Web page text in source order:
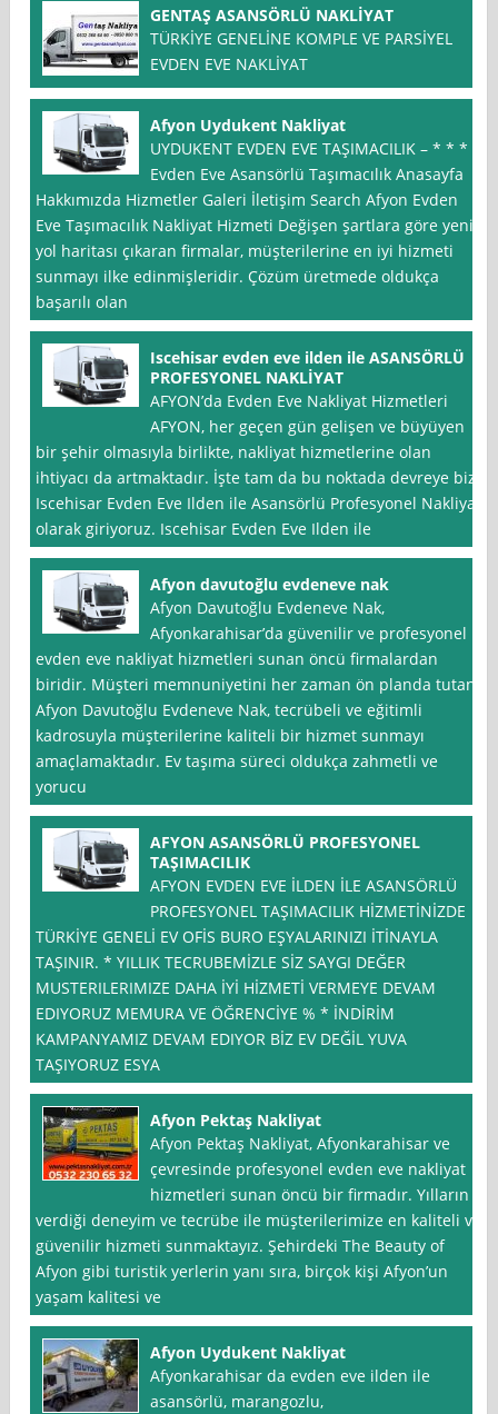
GENTAŞ ASANSÖRLÜ NAKLİYAT
TÜRKİYE GENELİNE KOMPLE VE PARSİYEL
EVDEN EVE NAKLİYAT
Afyon Uydukent Nakliyat
UYDUKENT EVDEN EVE TAŞIMACILIK – * * *
Evden Eve Asansörlü Taşımacılık Anasayfa
Hakkımızda Hizmetler Galeri İletişim Search Afyon Evden
Eve Taşımacılık Nakliyat Hizmeti Değişen şartlara göre yeni
yol haritası çıkaran firmalar, müşterilerine en iyi hizmeti
sunmayı ilke edinmişleridir. Çözüm üretmede oldukça
başarılı olan
Iscehisar evden eve ilden ile ASANSÖRLÜ
PROFESYONEL NAKLİYAT
AFYON’da Evden Eve Nakliyat Hizmetleri
AFYON, her geçen gün gelişen ve büyüyen
bir şehir olmasıyla birlikte, nakliyat hizmetlerine olan
ihtiyacı da artmaktadır. İşte tam da bu noktada devreye biz,
Iscehisar Evden Eve Ilden ile Asansörlü Profesyonel Nakliyat
olarak giriyoruz. Iscehisar Evden Eve Ilden ile
Afyon davutoğlu evdeneve nak
Afyon Davutoğlu Evdeneve Nak,
Afyonkarahisar’da güvenilir ve profesyonel
evden eve nakliyat hizmetleri sunan öncü firmalardan
biridir. Müşteri memnuniyetini her zaman ön planda tutan
Afyon Davutoğlu Evdeneve Nak, tecrübeli ve eğitimli
kadrosuyla müşterilerine kaliteli bir hizmet sunmayı
amaçlamaktadır. Ev taşıma süreci oldukça zahmetli ve
yorucu
AFYON ASANSÖRLÜ PROFESYONEL
TAŞIMACILIK
AFYON EVDEN EVE İLDEN İLE ASANSÖRLÜ
PROFESYONEL TAŞIMACILIK HİZMETİNİZDE
TÜRKİYE GENELİ EV OFİS BURO EŞYALARINIZI İTİNAYLA
TAŞINIR. * YILLIK TECRUBEMİZLE SİZ SAYGI DEĞER
MUSTERILERIMIZE DAHA İYİ HİZMETİ VERMEYE DEVAM
EDIYORUZ MEMURA VE ÖĞRENCİYE % * İNDİRİM
KAMPANYAMIZ DEVAM EDIYOR BİZ EV DEĞİL YUVA
TAŞIYORUZ ESYA
Afyon Pektaş Nakliyat
Afyon Pektaş Nakliyat, Afyonkarahisar ve
çevresinde profesyonel evden eve nakliyat
hizmetleri sunan öncü bir firmadır. Yılların
verdiği deneyim ve tecrübe ile müşterilerimize en kaliteli ve
güvenilir hizmeti sunmaktayız. Şehirdeki The Beauty of
Afyon gibi turistik yerlerin yanı sıra, birçok kişi Afyon’un
yaşam kalitesi ve
Afyon Uydukent Nakliyat
Afyonkarahisar da evden eve ilden ile
asansörlü, marangozlu,